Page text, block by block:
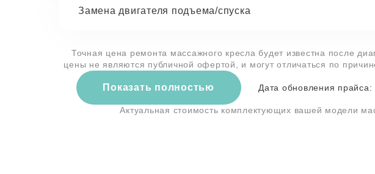
Замена двигателя подъема/спуска
Точная цена ремонта массажного кресла будет известна после
цены не являются публичной офертой, и могут отличаться по
Показать полностью Дата обновления
Актуальная стоимость комплектующих вашей модели